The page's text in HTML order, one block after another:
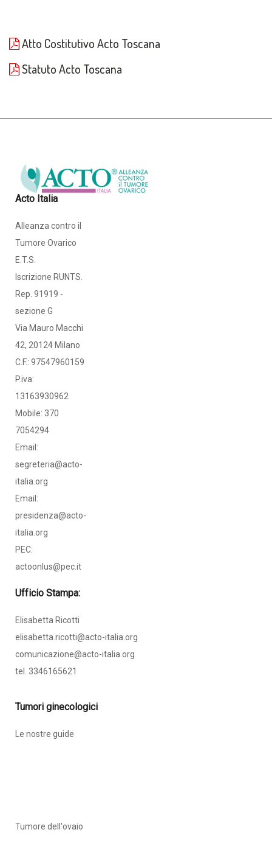
Atto Costitutivo Acto Toscana
Statuto Acto Toscana
Acto Italia
Alleanza contro il
Tumore Ovarico
E.T.S.
Iscrizione RUNTS.
Rep. 91919 -
sezione G
Via Mauro Macchi
42, 20124 Milano
C.F.: 97547960159
P.iva:
13163930962
Mobile: 370
7054294
Email:
segreteria@acto-
italia.org
Email:
presidenza@acto-
italia.org
PEC:
actoonlus@pec.it
Ufficio Stampa:
Elisabetta Ricotti
elisabetta.ricotti@acto-italia.org
comunicazione@acto-italia.org
tel. 3346165621
Tumori ginecologici
Le nostre guide
Tumore dell'ovaio